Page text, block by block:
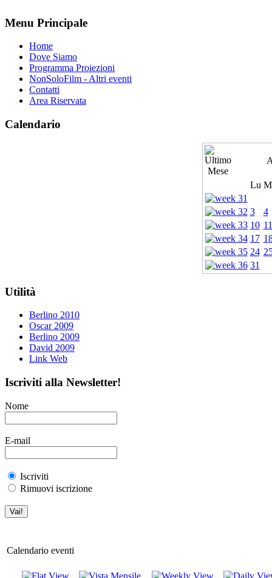
Menu Principale
Home
Dove Siamo
Programma Proiezioni
NonSoloFilm - Altri eventi
Contatti
Area Riservata
Calendario
Lu
3
4
10 11
17
24
31
Utilità
Berlino 2010
Oscar 2009
Berlino 2009
David 2009
Link Web
Iscriviti alla Newsletter!
Nome
E-mail
Iscriviti
Rimuovi iscrizione
Calendario eventi